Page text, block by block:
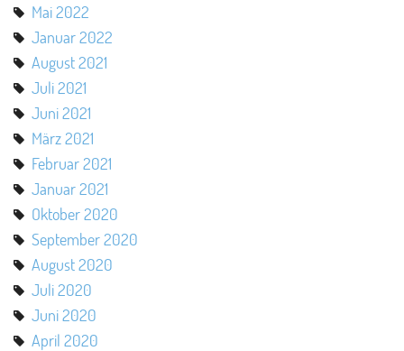
Mai 2022
Januar 2022
August 2021
Juli 2021
Juni 2021
März 2021
Februar 2021
Januar 2021
Oktober 2020
September 2020
August 2020
Juli 2020
Juni 2020
April 2020